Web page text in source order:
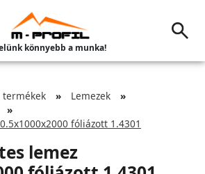
könnyebb a munka!
Lemezek
fóliázott 1.4301
lemez